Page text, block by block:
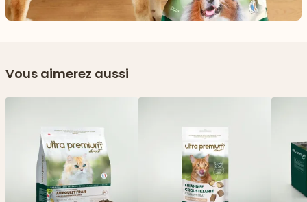
Vous aimerez aussi